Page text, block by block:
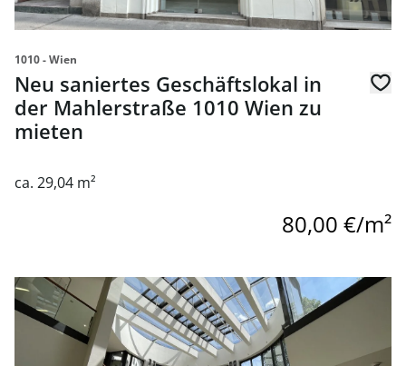
1010 - Wien
Neu saniertes Geschäftslokal in
der Mahlerstraße 1010 Wien zu
mieten
ca. 29,04 m²
80,00 €/m²
Link zur Seite Geschäftslokal im QBIK zu mieten - 1030